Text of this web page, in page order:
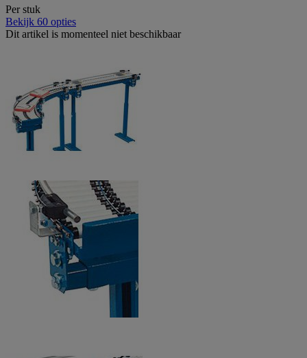
Per stuk
Bekijk 60 opties
Dit artikel is momenteel niet beschikbaar